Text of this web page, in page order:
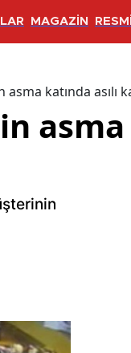
MAGAZİN
katında asılı
asma